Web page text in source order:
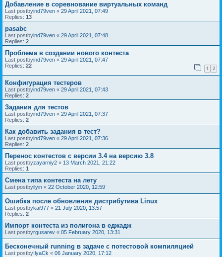
Добавление в соревнование виртуальных команд
Last postbyind79ven « 29 April 2021, 07:49
Replies: 13
pasabc
Last postbyind79ven « 29 April 2021, 07:48
Replies: 2
Проблема в создании нового контеста
Last postbyind79ven « 29 April 2021, 07:47
Replies: 22 1 2
Конфигурация тестеров
Last postbyind79ven « 29 April 2021, 07:43
Replies: 2
Задания для тестов
Last postbyind79ven « 29 April 2021, 07:37
Replies: 2
Как добавить задания в тест?
Last postbyind79ven « 29 April 2021, 07:36
Replies: 2
Перенос контестов с версии 3.4 на версию 3.8
Last postbyzayarniy2 « 13 March 2021, 21:22
Replies: 1
Смена типа контеста на лету
Last postbyilyin « 22 October 2020, 12:59
Ошибка после обновления дистрибутива Linux
Last postbykai977 « 21 July 2020, 13:57
Replies: 2
Импорт контеста из полигона в еджадж
Last postbyrgusarev « 05 February 2020, 13:31
Бесконечный running в задаче с потестовой компиляцией
Last postbyIlyaCk « 06 January 2020, 17:12